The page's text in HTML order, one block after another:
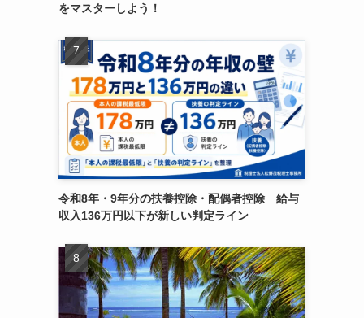
をマスターしよう！
令和8年・9年分の扶養控除・配偶者控除 給与
収入136万円以下が新しい判定ライン